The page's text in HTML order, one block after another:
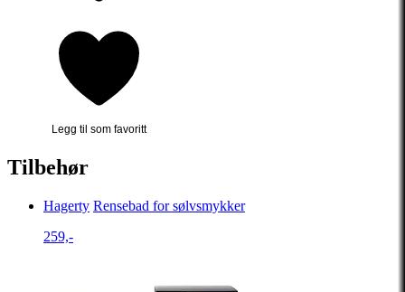
Legg til som favoritt
Tilbehør
Hagerty Rensebad for sølvsmykker
259,-